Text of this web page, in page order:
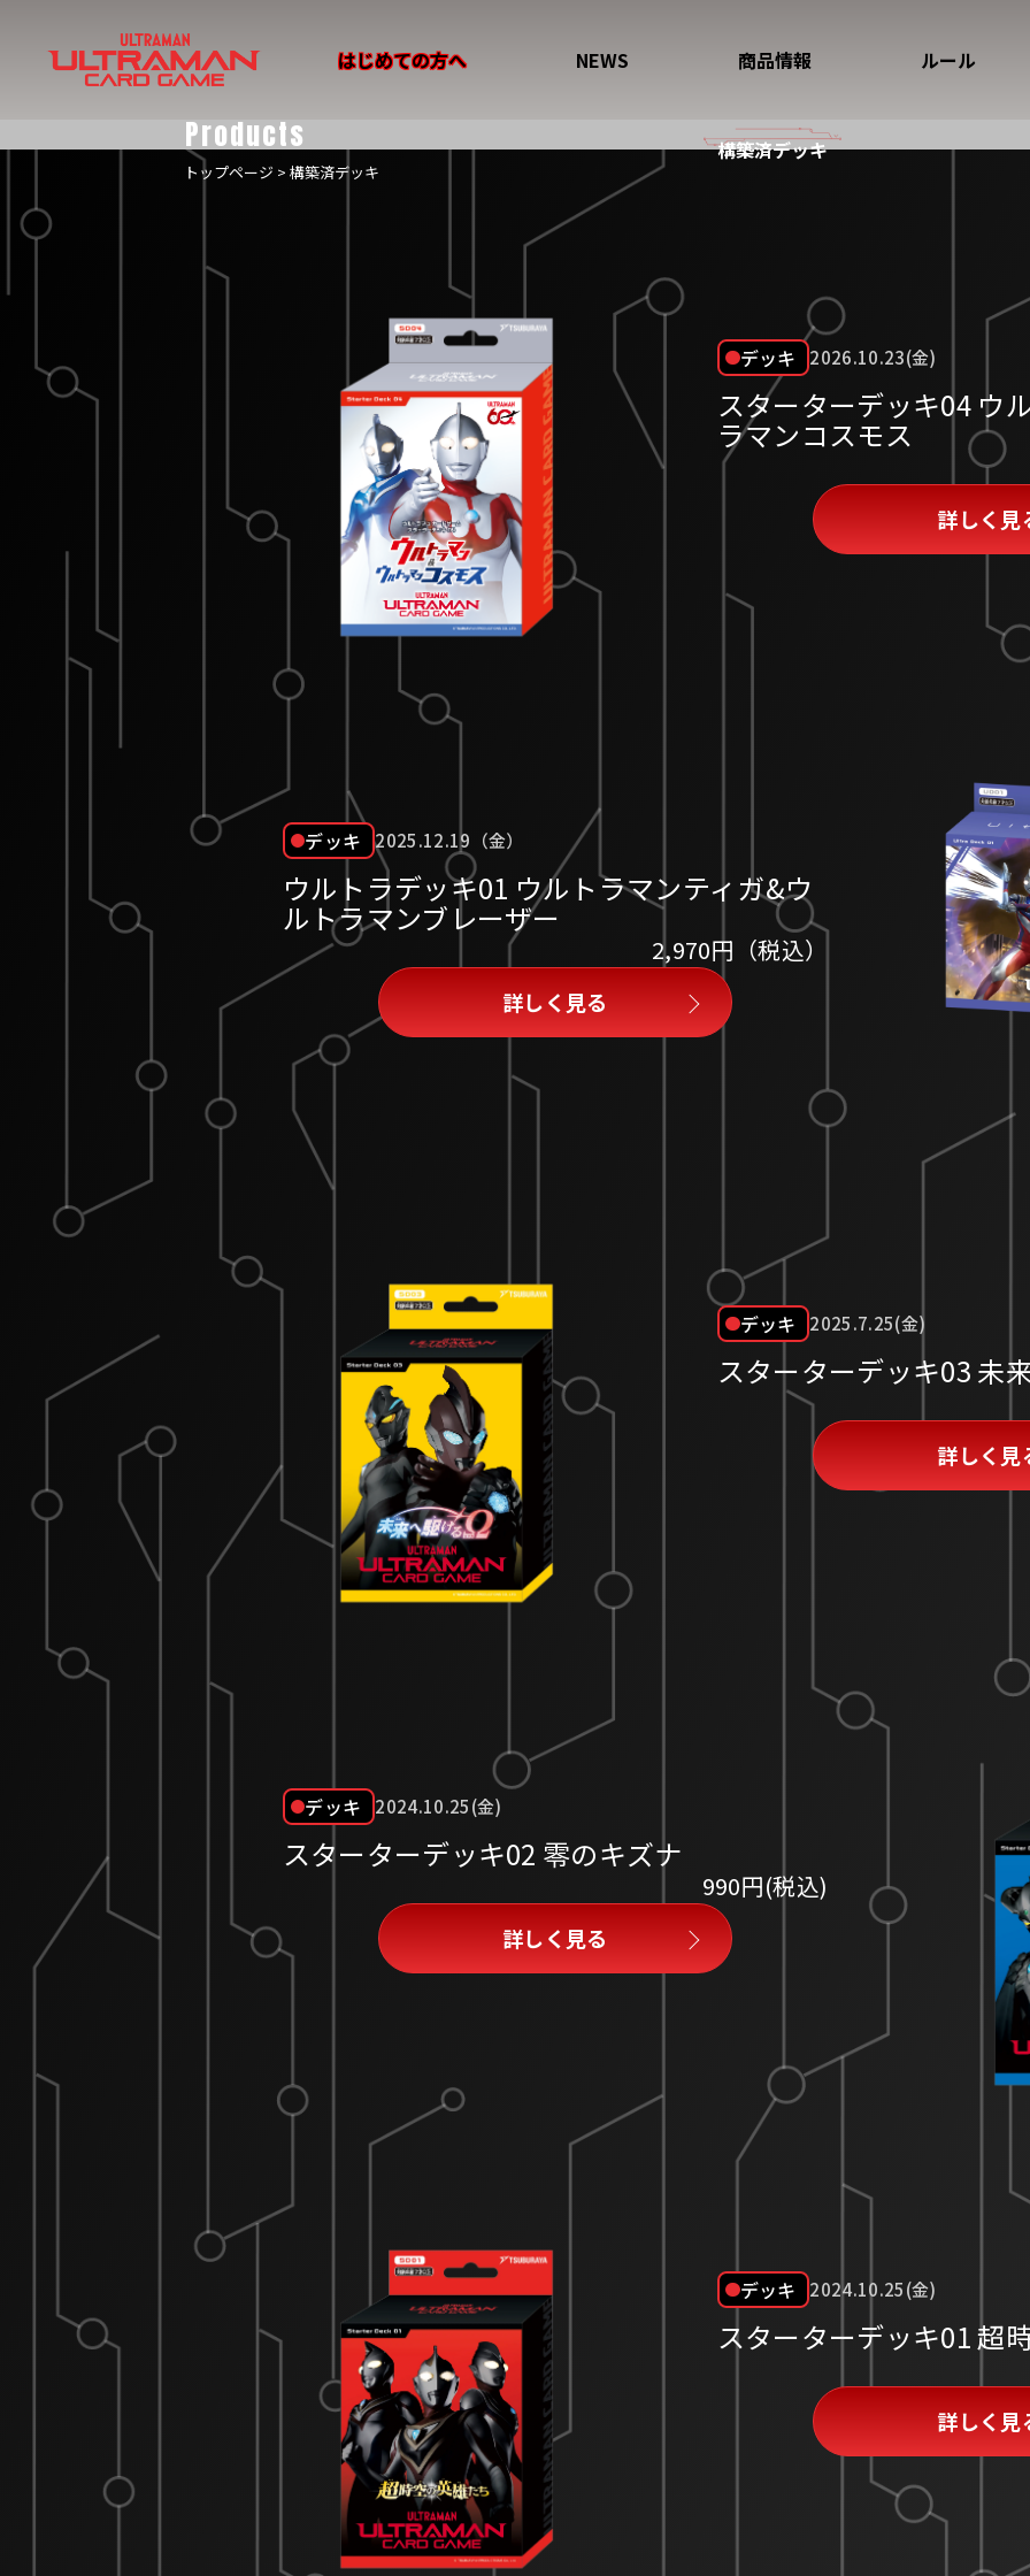
はじめての方へ NEWS 商品情報 ルール
Products 構築済デッキ
トップページ > 構築済デッキ
デッキ 2026.10.23(金)
スターターデッキ04 ウ
ラマンコスモス
詳しく見
デッキ 2025.12.19（金）
ウルトラデッキ01 ウルトラマンティガ&ウ
ルトラマンブレーザー
2,970円（税込）
詳しく見る
デッキ 2025.7.25(金)
スターターデッキ03 未
詳しく見
デッキ 2024.10.25(金)
スターターデッキ02 零のキズナ
990円(税込)
詳しく見る
デッキ 2024.10.25(金)
スターターデッキ01 超
詳しく見